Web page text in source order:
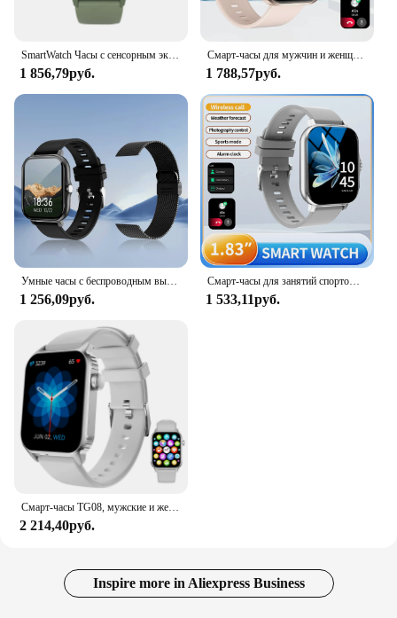
SmartWatch Часы с сенсорным экраном Спортивные беспроводные вызовы/циферблат Фитнес-трекер Смарт-часы Сидячий напоминание Шагомер
1 856,79руб.
Смарт-часы для мужчин и женщин, многофункциональные умные часы с подключением через Bluetooth, телефон, музыка, фитнес, спортивный браслет, монитор сна, женский
1 788,57руб.
Умные часы с беспроводным вызовом/циферблатом, мультиспортивный режим, напоминание о вызове, фитнес-мониторинг для iPhone/Android
1 256,09руб.
Смарт-часы для занятий спортом на открытом воздухе, беспроводной звонок, напоминание о информации, многофункциональные спортивные часы для мужчин и женщин.
1 533,11руб.
Смарт-часы TG08, мужские и женские Смарт-часы 1,85 дюйма (ответ/совершение вызова), фитнес-трекер с 100 + спортивными режимами, водонепроницаемые часы.
2 214,40руб.
Inspire more in Aliexpress Business